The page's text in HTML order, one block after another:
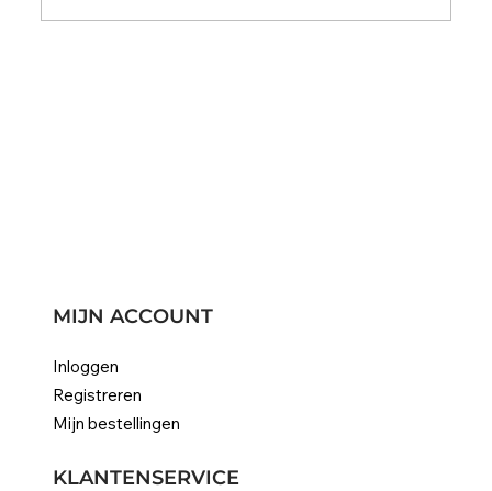
MIJN ACCOUNT
Inloggen
Registreren
Mijn bestellingen
KLANTENSERVICE